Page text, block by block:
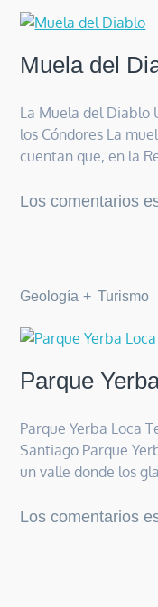
Muela del
La Muela del Diablo
los Cóndores La
cuentan que, en la
Los comentarios
Geología Turismo
Parque
Parque Yerba Loca
Santiago Parque
un valle donde los
Los comentarios